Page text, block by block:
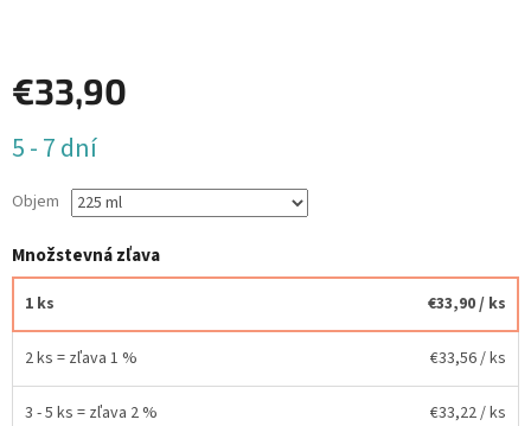
€33,90
cena:
5 - 7 dní
Objem
Množstevná zľava
1 ks €33,90/ ks
2 ks = zľava 1 % €33,56/ ks
3 - 5 ks = zľava 2 % €33,22/ ks